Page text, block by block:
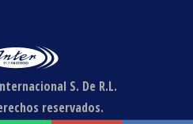
S. De R.L.
reservados.